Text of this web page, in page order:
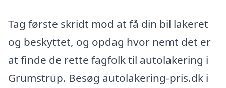
Tag første skridt mod at få din bil lakeret
og beskyttet, og opdag hvor nemt det er
at finde de rette fagfolk til autolakering i
Grumstrup. Besøg autolakering-pris.dk i